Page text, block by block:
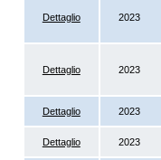
Dettaglio 2023
Dettaglio 2023
Dettaglio 2023
Dettaglio 2023